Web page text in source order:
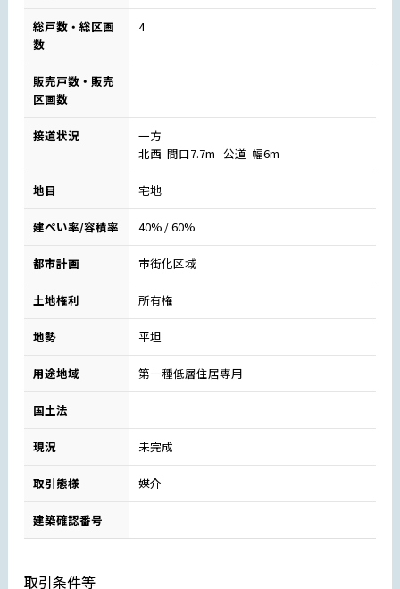
総戸数・総区画
数
4
販売戸数・販売
区画数
接道状況
一方
北西 間口7.7m 公道 幅6m
地目 宅地
建ぺい率/容積率 40% / 60%
都市計画 市街化区域
土地権利 所有権
地勢 平坦
用途地域 第一種低層住居専用
国土法
現況 未完成
取引態様 媒介
建築確認番号
取引条件等